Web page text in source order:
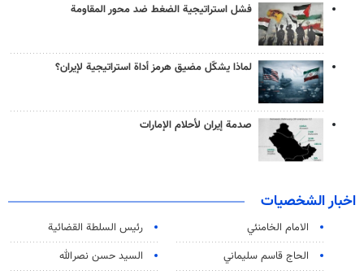
فشل استراتيجية الضغط ضد محور المقاومة
لماذا يشكّل مضيق هرمز أداة استراتيجية لإيران؟
صدمة إيران لأحلام الإمارات
اخبار الشخصيات
الامام الخامنئي
رئیس السلطة القضائیة
الحاج قاسم سليماني
السيد حسن نصرالله